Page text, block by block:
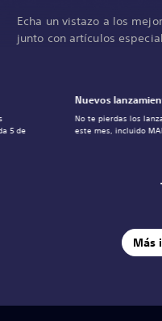
Echa un vistazo a los
junto con artículos
Nuevos
No te pierdas los
este mes, incluido
5 de
Más